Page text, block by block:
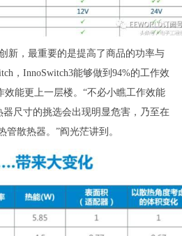
新，最重要的是提高了商品的功率与
，InnoSwitch3能够做到94%的工作效
效能更上一层楼。“不必小瞧工作效能
器尺寸的挑选会出现明显危害，乃至在
散热器。”阎光茫讲到。